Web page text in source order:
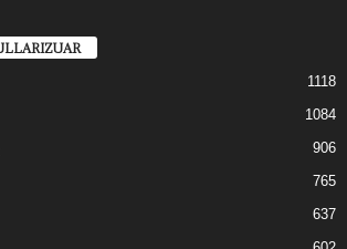
1118
1084
906
765
637